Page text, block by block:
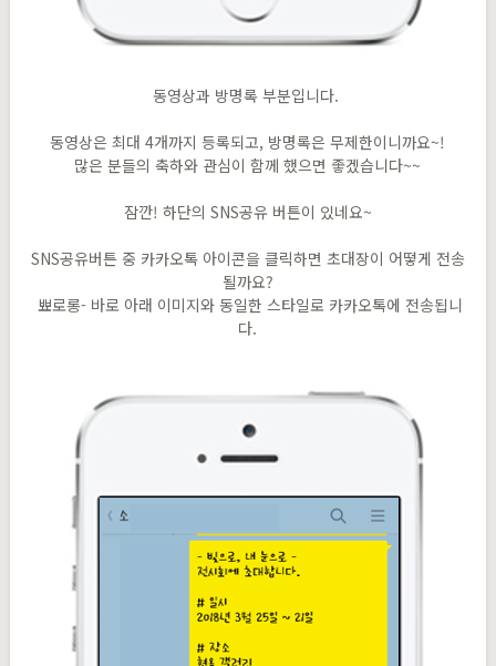
동영상과 방명록 부분입니다.
동영상은 최대 4개까지 등록되고, 방명록은 무제한이니까요~!
많은 분들의 축하와 관심이 함께 했으면 좋겠습니다~~
잠깐! 하단의 SNS공유 버튼이 있네요~
SNS공유버튼 중 카카오톡 아이콘을 클릭하면 초대장이 어떻게 전송
될까요?
뾰로롱- 바로 아래 이미지와 동일한 스타일로 카카오톡에 전송됩니
다.